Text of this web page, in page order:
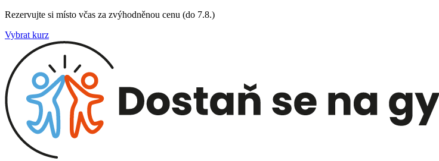
Rezervujte si místo včas za zvýhodněnou cenu (do 7.8.)
Vybrat kurz